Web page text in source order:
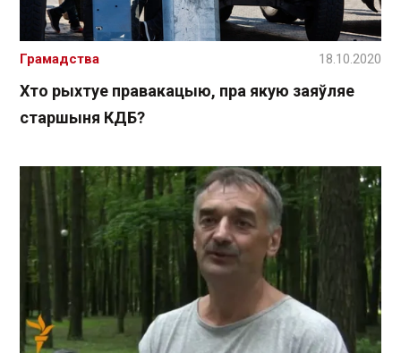
Хто рыхтуе правакацыю, пра якую заяўляе
старшыня КДБ?
Грамадства 18.10.2020